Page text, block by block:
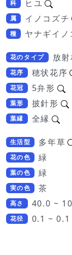
科 ヒユ
属 イノコズチ
種 ヤナギイノ
花のタイプ 放
花序 穂状花序
花冠 5弁形
葉形 披針形
葉縁 全縁
生活型 多年草
花の色 緑
葉の色 緑
実の色 茶
高さ 40.0 ~
花径 0.1 ~ 0.1